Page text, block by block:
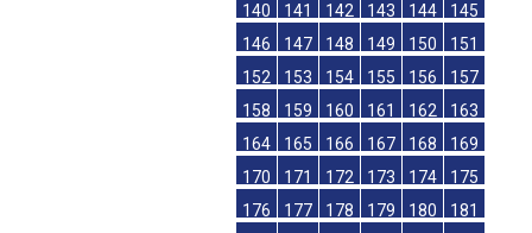
140
141 142 143 144
145
146
147 148 149 150
151
152
153 154 155 156
157
158
159 160 161 162
163
164
165 166 167 168
169
170
171 172 173 174
175
176
177 178 179 180
181